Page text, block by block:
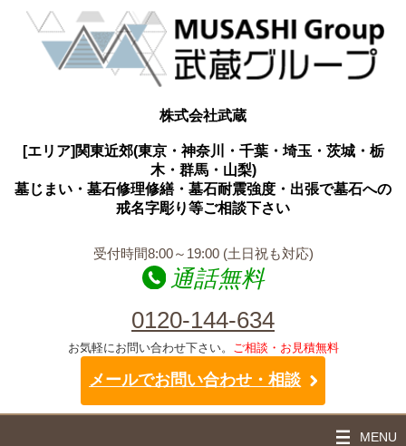
株式会社武蔵
[エリア]関東近郊(東京・神奈川・千葉・埼玉・茨城・栃
木・群馬・山梨)
墓じまい・墓石修理修繕・墓石耐震強度・出張で墓石への
戒名字彫り等ご相談下さい
受付時間8:00～19:00 (土日祝も対応)
通話無料
0120-144-634
お気軽にお問い合わせ下さい。 ご相談・お見積無料
メールでお問い合わせ・相談
MENU